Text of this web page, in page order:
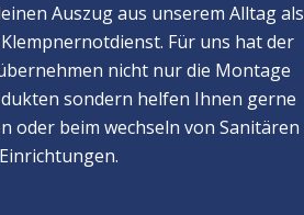
Auszug aus unserem Alltag als
Für uns hat der
nicht nur die Montage
sondern helfen Ihnen gerne
oder beim wechseln von Sanitären
Einrichtungen.